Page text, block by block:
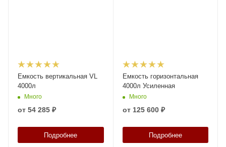
Емкость вертикальная VL
4000л
Много
от 54 285 ₽
Подробнее
Емкость горизонтальная
4000л Усиленная
Много
от 125 600 ₽
Подробнее